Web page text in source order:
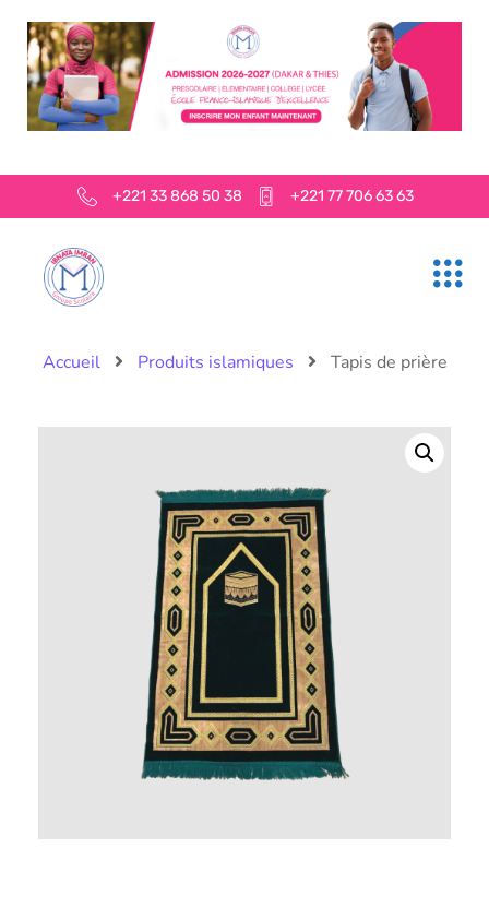
+221 33 868 50 38 +221 77 706 63 63
Accueil Produits islamiques Tapis de prière